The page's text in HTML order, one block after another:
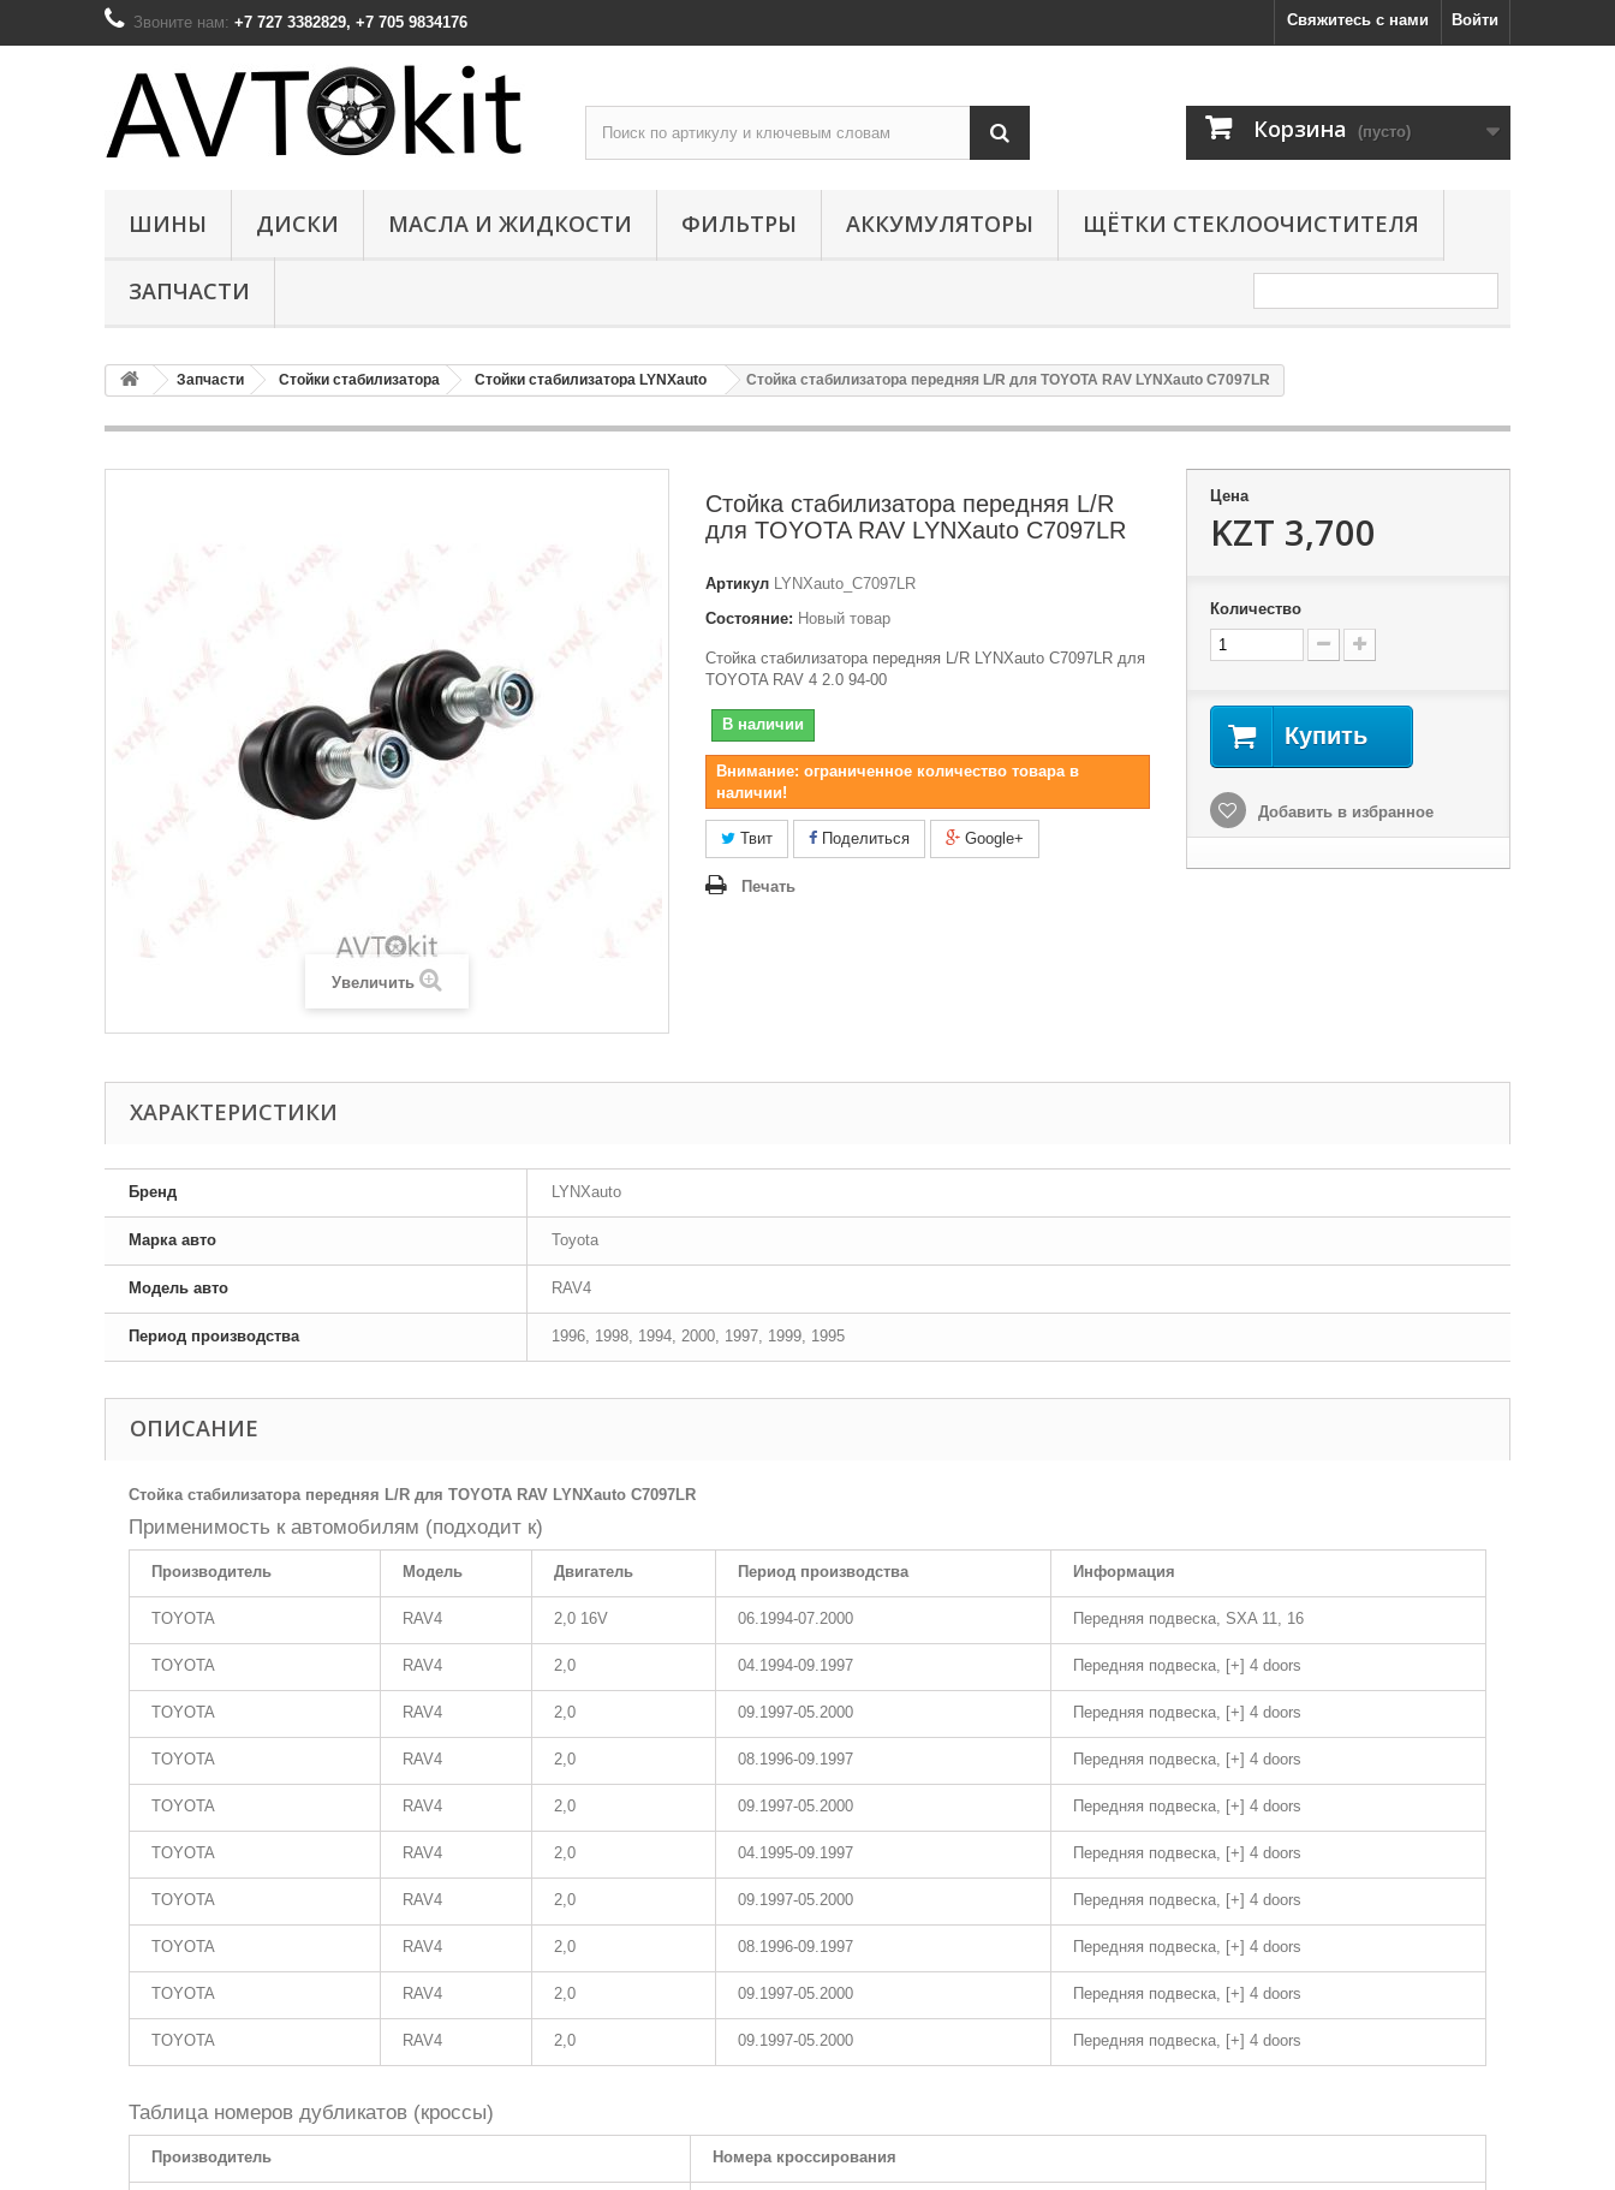
Войти
Свяжитесь с нами
Звоните нам: +7 727 3382829, +7 705 9834176
Корзина (пусто)
ШИНЫ ДИСКИ МАСЛА И ЖИДКОСТИ ФИЛЬТРЫ АККУМУЛЯТОРЫ ЩЁТКИ СТЕКЛООЧИСТИТЕЛЯ
ЗАПЧАСТИ
Запчасти Стойки стабилизатора Стойки стабилизатора LYNXauto Стойка стабилизатора передняя L/R для TOYOTA RAV LYNXauto C7097LR
Увеличить
Стойка стабилизатора передняя L/R
для TOYOTA RAV LYNXauto C7097LR
Артикул LYNXauto_C7097LR
Состояние: Новый товар
Стойка стабилизатора передняя L/R LYNXauto C7097LR для
TOYOTA RAV 4 2.0 94-00
В наличии
Внимание: ограниченное количество товара в
наличии!
Твит Поделиться Google+
Печать
Цена
KZT 3,700
Количество
Купить
Добавить в избранное
ХАРАКТЕРИСТИКИ
Бренд LYNXauto
Марка авто Toyota
Модель авто RAV4
Период производства 1996, 1998, 1994, 2000, 1997, 1999, 1995
ОПИСАНИЕ
Стойка стабилизатора передняя L/R для TOYOTA RAV LYNXauto C7097LR
Применимость к автомобилям (подходит к)
Производитель Модель Двигатель Период производства Информация
TOYOTA RAV4 2,0 16V 06.1994-07.2000 Передняя подвеска, SXA 11, 16
TOYOTA RAV4 2,0 04.1994-09.1997 Передняя подвеска, [+] 4 doors
TOYOTA RAV4 2,0 09.1997-05.2000 Передняя подвеска, [+] 4 doors
TOYOTA RAV4 2,0 08.1996-09.1997 Передняя подвеска, [+] 4 doors
TOYOTA RAV4 2,0 09.1997-05.2000 Передняя подвеска, [+] 4 doors
TOYOTA RAV4 2,0 04.1995-09.1997 Передняя подвеска, [+] 4 doors
TOYOTA RAV4 2,0 09.1997-05.2000 Передняя подвеска, [+] 4 doors
TOYOTA RAV4 2,0 08.1996-09.1997 Передняя подвеска, [+] 4 doors
TOYOTA RAV4 2,0 09.1997-05.2000 Передняя подвеска, [+] 4 doors
TOYOTA RAV4 2,0 09.1997-05.2000 Передняя подвеска, [+] 4 doors
Таблица номеров дубликатов (кроссы)
Производитель Номера кроссирования